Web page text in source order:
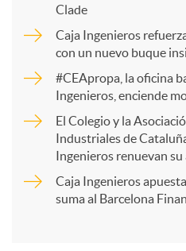
r
Clade
Caja Ingenieros
con un nuevo buque
#CEApropa, la oficina
Ingenieros, enciende
El Colegio y la
Industriales de
Ingenieros renuevan
Caja Ingenieros
suma al Barcelona